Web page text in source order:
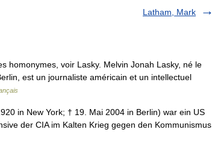
Latham, Mark
homonymes, voir Lasky. Melvin Jonah Lasky, né le
est un journaliste américain et un intellectuel
in New York; † 19. Mai 2004 in Berlin) war ein US
der CIA im Kalten Krieg gegen den Kommunismus.